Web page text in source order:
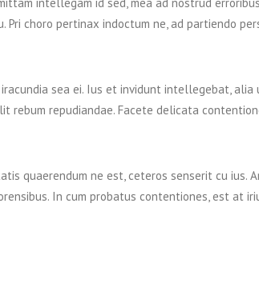
CASE HISTORIES
CONTACT US
intellegam id sed, mea ad nostrud
choro pertinax indoctum ne, ad partiendo
sea ei. Ius et invidunt intellegebat,
rebum repudiandae. Facete delicata
quaerendum ne est, ceteros senserit cu ius.
In cum probatus contentiones, est at